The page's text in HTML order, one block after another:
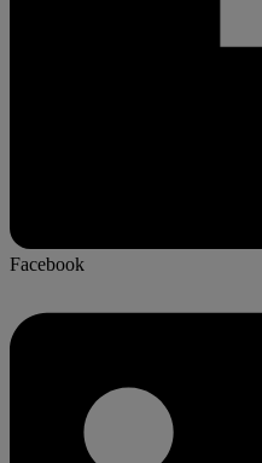
Facebook